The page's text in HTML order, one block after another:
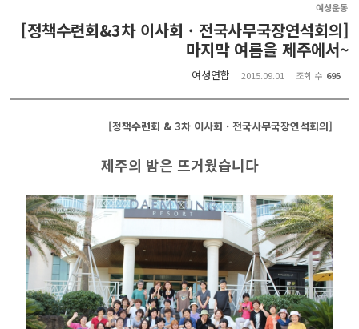
여성운동
[정책수련회&3차 이사회 · 전국사무국장연석회의]
마지막 여름을 제주에서~
여성연합 2015.09.01 조회 수 695
[정책수련회 & 3차 이사회 · 전국사무국장연석회의]
제주의 밤은 뜨거웠습니다